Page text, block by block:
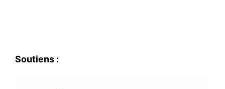
Soutiens :